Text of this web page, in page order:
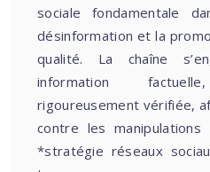
sociale fondamentale
désinformation et la
qualité. La chaîne
information
rigoureusement vérifiée,
contre les
*stratégie réseaux